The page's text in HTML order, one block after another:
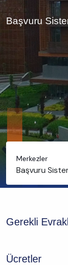
Başvuru
Merkezler
Başvuru
Gerekli
Ücretler